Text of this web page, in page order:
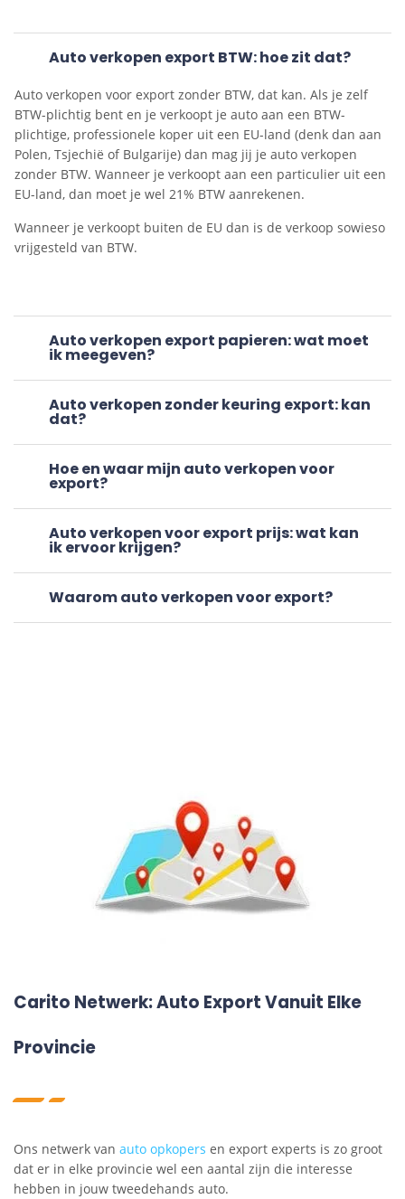
Auto verkopen export BTW: hoe zit dat?
Auto verkopen voor export zonder BTW, dat kan. Als je zelf
BTW-plichtig bent en je verkoopt je auto aan een BTW-
plichtige, professionele koper uit een EU-land (denk dan aan
Polen, Tsjechië of Bulgarije) dan mag jij je auto verkopen
zonder BTW. Wanneer je verkoopt aan een particulier uit een
EU-land, dan moet je wel 21% BTW aanrekenen.
Wanneer je verkoopt buiten de EU dan is de verkoop sowieso
vrijgesteld van BTW.
Auto verkopen export papieren: wat moet
ik meegeven?
Auto verkopen zonder keuring export: kan
dat?
Hoe en waar mijn auto verkopen voor
export?
Auto verkopen voor export prijs: wat kan
ik ervoor krijgen?
Waarom auto verkopen voor export?
Carito Netwerk: Auto Export Vanuit Elke
Provincie
Ons netwerk van auto opkopers en export experts is zo groot
dat er in elke provincie wel een aantal zijn die interesse
hebben in jouw tweedehands auto.